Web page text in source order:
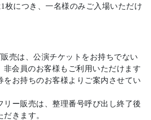
枚につき、一名様のみご入場いただけ
売は、公演チケットをお持ちでない
非会員のお客様もご利用いただけます
をお持ちのお客様よりご案内させてい
リー販売は、整理番号呼び出し終了後
きます。